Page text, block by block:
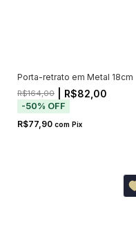
Porta-retrato em Metal 18cm
R$164,00 | R$82,00
-50% OFF
R$77,90 com Pix